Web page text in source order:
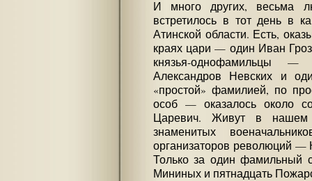
И много других, весьма
встретилось в тот день в
Атинской области. Есть,
краях цари — один Иван
князья-однофамильцы —
Александров Невских и
«простой» фамилией, по
особ — оказалось около
Царевич. Живут в
знаменитых
организаторов революций
Только за один фамильный
Мининых и пятнадцать